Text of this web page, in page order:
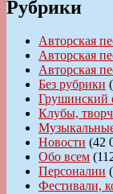
Рубрики
Авторская
Авторская
Авторская
Без рубрики
Грушинский
Клубы,
Новости (42
Обо всем
Персоналии
Фестивали,